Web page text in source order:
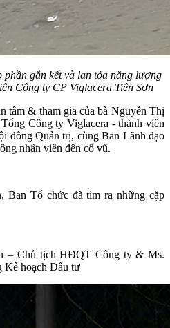
phần gắn kết và lan tỏa năng lượng
Công ty CP Viglacera Tiên Sơn
tâm & tham gia của bà Nguyễn Thị
Công ty Viglacera - thành viên
đồng Quản trị, cùng Ban Lãnh đạo
nhân viên đến cổ vũ.
Ban Tổ chức đã tìm ra những cặp
– Chủ tịch HĐQT Công ty & Ms.
Kế hoạch Đầu tư